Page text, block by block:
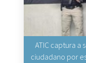
ATIC captura a
ciudadano por